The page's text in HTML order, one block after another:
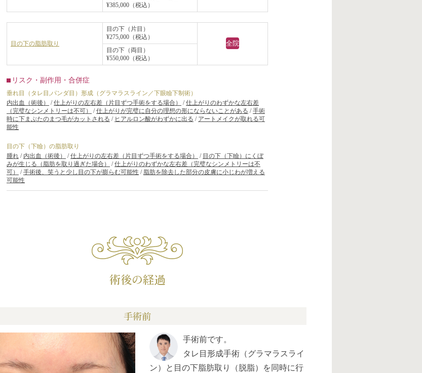
¥385,000（税込）
目の下の脂肪取り
目の下（片目）
¥275,000（税込）
全院
目の下（両目）
¥550,000（税込）
リスク・副作用・合併症
垂れ目（タレ目,パンダ目）形成（グラマラスライン／下眼瞼下制術）
内出血（術後）
/仕上がりの左右差（片目ずつ手術をする場合） /仕上がりのわずかな左右差
（完璧なシンメトリーは不可）
/仕上がりが完璧に自分の理想の形にならないことがある /手術
時に下まぶたのまつ毛がカットされる / ヒアルロン酸がわずかに出る / アートメイクが取れる可
能性
目の下（下瞼）の脂肪取り
腫れ / 内出血（術後） /仕上がりの左右差（片目ずつ手術をする場合） / 目の下（下瞼）にくぼ
みが生じる（脂肪を取り過ぎた場合）
/仕上がりのわずかな左右差（完璧なシンメトリーは不
可）
/手術後、笑うと少し目の下が膨らむ可能性 / 脂肪を除去した部分の皮膚に小じわが増える
可能性
術後の経過
手術前
手術前です。
タレ目形成手術（グラマラスライ
ン）と目の下脂肪取り（脱脂）を同時に行